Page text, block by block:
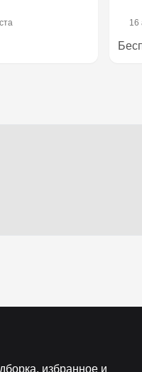
16
избранное и